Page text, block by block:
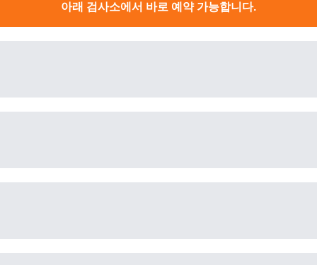
아래 검사소에서 바로 예약 가능합니다.